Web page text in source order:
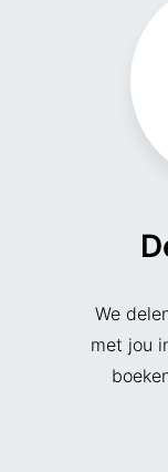
We
met jou